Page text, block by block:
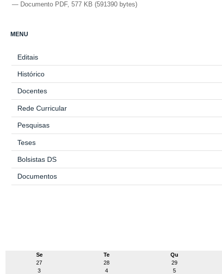
— Documento PDF, 577 KB (591390 bytes)
MENU
Editais
Histórico
Docentes
Rede Curricular
Pesquisas
Teses
Bolsistas DS
Documentos
Se Te
Qu
27
28
29
3
4
5